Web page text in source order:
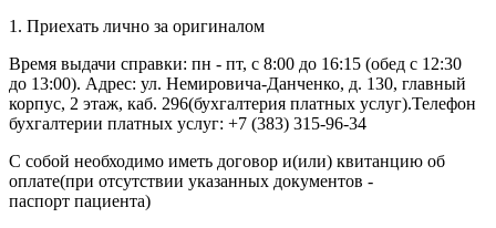
1. Приехать лично за оригиналом
Время выдачи справки: пн - пт, с 8:00 до 16:15 (обед с 12:30
до 13:00). Адрес: ул. Немировича-Данченко, д. 130, главный
корпус, 2 этаж, каб. 296(бухгалтерия платных услуг).Телефон
бухгалтерии платных услуг: +7 (383) 315-96-34
С собой необходимо иметь договор и(или) квитанцию об
оплате(при отсутствии указанных документов -
паспорт пациента)